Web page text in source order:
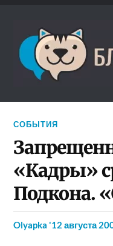
СОБЫТИЯ
«Кадры»
Подкона.
Olyapka '12 августа